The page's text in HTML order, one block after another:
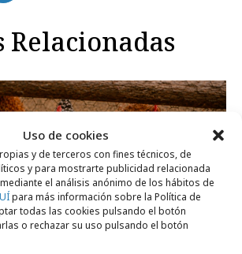
Uso de cookies
y de terceros con fines técnicos, de
y para mostrarte publicidad relacionada
el análisis anónimo de los hábitos de
para más información sobre la Política de
todas las cookies pulsando el botón
o rechazar su uso pulsando el botón
Relacionadas